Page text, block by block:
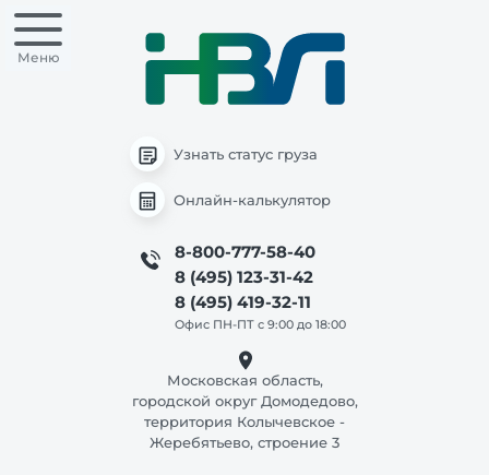
Узнать статус груза
Онлайн-калькулятор
8-800-777-58-40
8 (495) 123-31-42
8 (495) 419-32-11
Офис ПН-ПТ с 9:00 до 18:00
Московская область,
городской округ Домодедово,
территория Колычевское -
Жеребятьево, строение 3
Меню